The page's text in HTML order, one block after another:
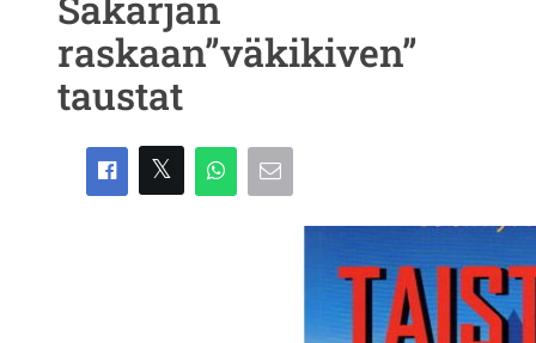
raskaan”väkikiven”
taustat